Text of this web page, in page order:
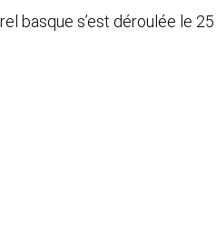
basque s’est déroulée le 25…